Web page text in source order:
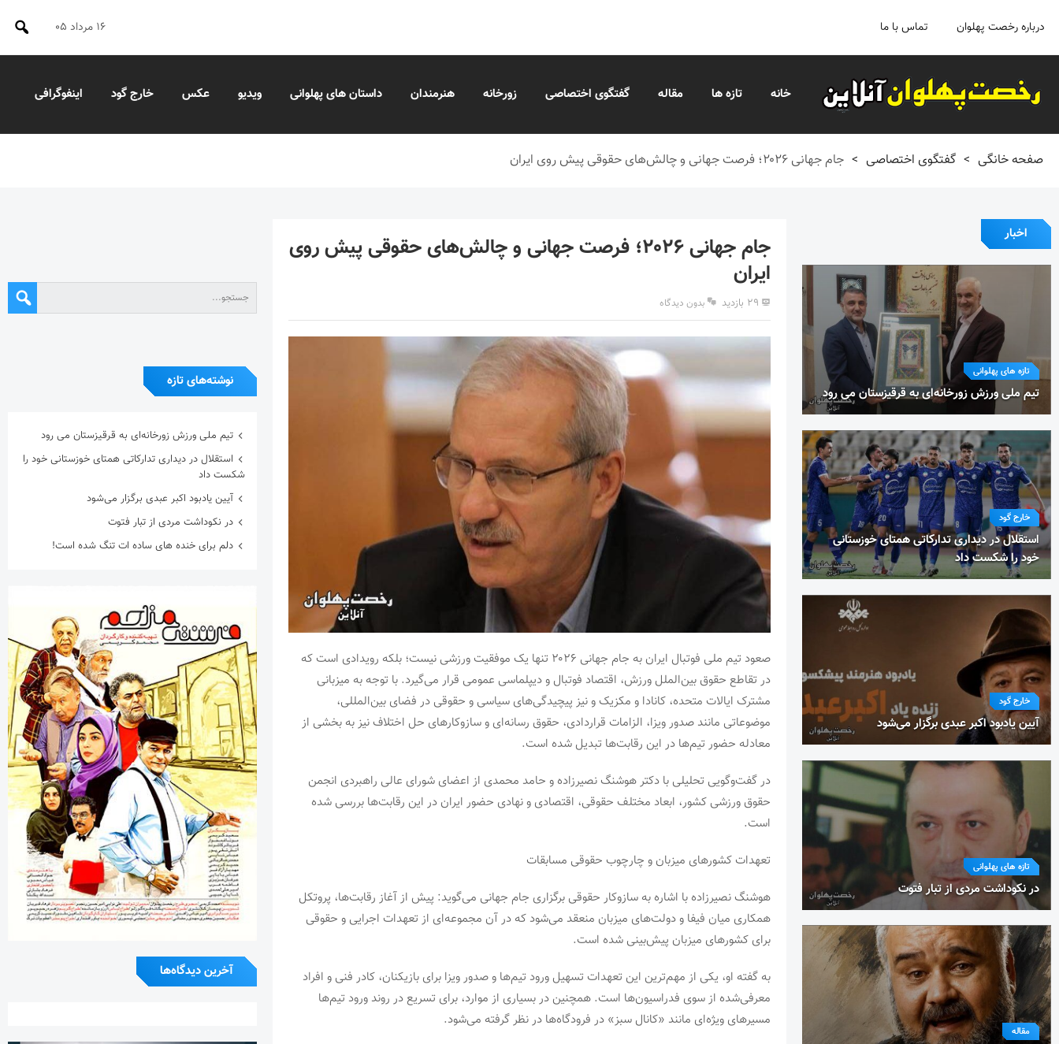
درباره رخصت پهلوان تماس با ما ۱۶ مرداد ۰۵
خانه تازه ها مقاله گفتگوی اختصاصی زورخانه هنرمندان داستان های پهلوانی ویدیو عکس خارج گود اینفوگرافی
صفحه خانگی > گفتگوی اختصاصی > جام جهانی ۲۰۲۶؛ فرصت جهانی و چالش‌های حقوقی پیش روی ایران
اخبار
تازه های پهلوانی
تیم ملی ورزش زورخانه‌ای به قرقیزستان می رود
خارج گود
استقلال در دیداری تدارکاتی همتای خوزستانی
خود را شکست داد
خارج گود
آیین یادبود اکبر عبدی برگزار می‌شود
تازه های پهلوانی
در نکوداشت مردی از تبار فتوت
مقاله
جام جهانی ۲۰۲۶؛ فرصت جهانی و چالش‌های حقوقی پیش روی
ایران
۲۹ بازدید بدون دیدگاه
صعود تیم ملی فوتبال ایران به جام جهانی ۲۰۲۶ تنها یک موفقیت ورزشی نیست؛ بلکه رویدادی است که
در تقاطع حقوق بین‌الملل ورزش، اقتصاد فوتبال و دیپلماسی عمومی قرار می‌گیرد. با توجه به میزبانی
مشترک ایالات متحده، کانادا و مکزیک و نیز پیچیدگی‌های سیاسی و حقوقی در فضای بین‌المللی،
موضوعاتی مانند صدور ویزا، الزامات قراردادی، حقوق رسانه‌ای و سازوکارهای حل اختلاف نیز به بخشی از
معادله حضور تیم‌ها در این رقابت‌ها تبدیل شده است.
در گفت‌وگویی تحلیلی با دکتر هوشنگ نصیرزاده و حامد محمدی از اعضای شورای عالی راهبردی انجمن
حقوق ورزشی کشور، ابعاد مختلف حقوقی، اقتصادی و نهادی حضور ایران در این رقابت‌ها بررسی شده
است.
تعهدات کشورهای میزبان و چارچوب حقوقی مسابقات
هوشنگ نصیرزاده با اشاره به سازوکار حقوقی برگزاری جام جهانی می‌گوید: پیش از آغاز رقابت‌ها، پروتکل
همکاری میان فیفا و دولت‌های میزبان منعقد می‌شود که در آن مجموعه‌ای از تعهدات اجرایی و حقوقی
برای کشورهای میزبان پیش‌بینی شده است.
به گفته او، یکی از مهم‌ترین این تعهدات تسهیل ورود تیم‌ها و صدور ویزا برای بازیکنان، کادر فنی و افراد
معرفی‌شده از سوی فدراسیون‌ها است. همچنین در بسیاری از موارد، برای تسریع در روند ورود تیم‌ها
مسیرهای ویژه‌ای مانند «کانال سبز» در فرودگاه‌ها در نظر گرفته می‌شود.
نوشته‌های تازه
تیم ملی ورزش زورخانه‌ای به قرقیزستان می رود
استقلال در دیداری تدارکاتی همتای خوزستانی خود را
شکست داد
آیین یادبود اکبر عبدی برگزار می‌شود
در نکوداشت مردی از تبار فتوت
دلم برای خنده های ساده ات تنگ شده است!
آخرین دیدگاه‌ها